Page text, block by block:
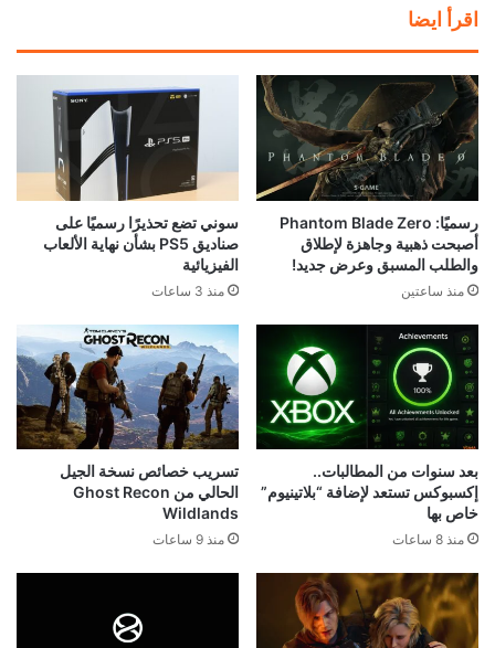
اقرأ ايضا
رسميًا: Phantom Blade Zero
أصبحت ذهبية وجاهزة لإطلاق
والطلب المسبق وعرض جديد!
منذ ساعتين
سوني تضع تحذيرًا رسميًا على
صناديق PS5 بشأن نهاية الألعاب
الفيزيائية
منذ 3 ساعات
بعد سنوات من المطالبات..
إكسبوكس تستعد لإضافة “بلاتينيوم”
خاص بها
منذ 8 ساعات
تسريب خصائص نسخة الجيل
الحالي من Ghost Recon
Wildlands
منذ 9 ساعات